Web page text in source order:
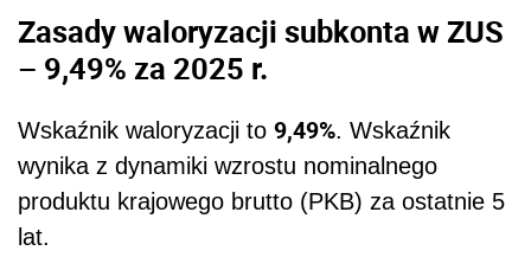
Zasady waloryzacji subkonta w ZUS
– 9,49% za 2025 r.
Wskaźnik waloryzacji to 9,49%. Wskaźnik
wynika z dynamiki wzrostu nominalnego
produktu krajowego brutto (PKB) za ostatnie 5
lat.